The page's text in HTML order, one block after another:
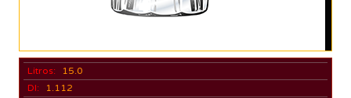
Litros:
15.0
DI:
1.112